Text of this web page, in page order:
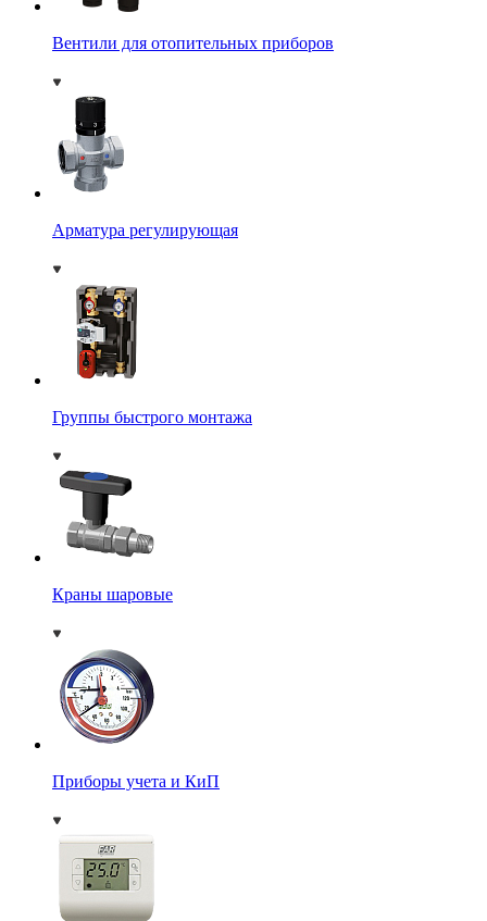
Вентили для отопительных приборов
Арматура регулирующая
Группы быстрого монтажа
Краны шаровые
Приборы учета и КиП